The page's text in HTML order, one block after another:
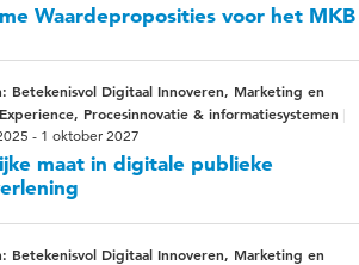
Waardeproposities voor het MKB
Betekenisvol Digitaal Innoveren, Marketing en
Procesinnovatie & informatiesystemen
- 1 oktober 2027
maat in digitale publieke
Betekenisvol Digitaal Innoveren, Marketing en